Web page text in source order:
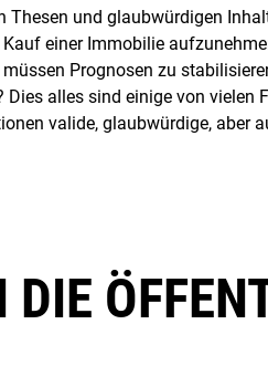
und glaubwürdigen
einer Immobilie
Prognosen zu
alles sind einige von vielen
valide, glaubwürdige, aber